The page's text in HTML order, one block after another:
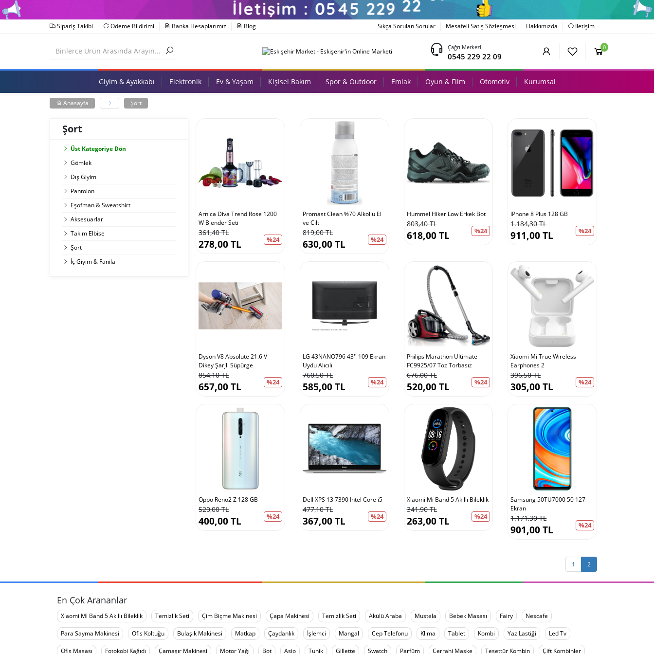
Sipariş Takibi Ödeme Bildirimi Banka Hesaplarımız Blog Sıkça Sorulan Sorular Mesafeli Satış Sözleşmesi Hakkımızda İletişim
Çağrı Merkezi
0545 229 22 09
0
Giyim & Ayakkabı Elektronik Ev & Yaşam Kişisel Bakım Spor & Outdoor Emlak Oyun & Film Otomotiv Kurumsal
Anasayfa Şort
Şort
Üst Kategoriye Dön
Gömlek
Dış Giyim
Pantolon
Eşofman & Sweatshirt
Aksesuarlar
Takım Elbise
Şort
İç Giyim & Fanila
Arnica Diva Trend Rose 1200
W Blender Seti
361,40 TL
%24
278,00 TL
Promast Clean %70 Alkollu El
ve Cilt
819,00 TL
%24
630,00 TL
Hummel Hiker Low Erkek Bot
803,40 TL
%24
618,00 TL
iPhone 8 Plus 128 GB
1.184,30 TL
%24
911,00 TL
Dyson V8 Absolute 21.6 V
Dikey Şarjlı Süpürge
854,10 TL
%24
657,00 TL
LG 43NANO796 43'' 109 Ekran
Uydu Alıcılı
760,50 TL
%24
585,00 TL
Philips Marathon Ultimate
FC9925/07 Toz Torbasız
676,00 TL
%24
520,00 TL
Xiaomi Mi True Wireless
Earphones 2
396,50 TL
%24
305,00 TL
Oppo Reno2 Z 128 GB
520,00 TL
%24
400,00 TL
Dell XPS 13 7390 Intel Core i5
477,10 TL
%24
367,00 TL
Xiaomi Mi Band 5 Akıllı Bileklik
341,90 TL
%24
263,00 TL
Samsung 50TU7000 50 127
Ekran
1.171,30 TL
%24
901,00 TL
1 2
En Çok Arananlar
Xiaomi Mi Band 5 Akıllı Bileklik Temizlik Seti Çim Biçme Makinesi Çapa Makinesi Temizlik Seti Akülü Araba Mustela Bebek Masası Fairy Nescafe
Para Sayma Makinesi Ofis Koltuğu Bulaşık Makinesi Matkap Çaydanlık İşlemci Mangal Cep Telefonu Klima Tablet Kombi Yaz Lastiği Led Tv
Ofis Masası Fotokobi Kağıdı Çamaşır Makinesi Motor Yağı Bot Asio Tunik Gillette Swatch Parfüm Cerrahi Maske Tesettür Kombin Çift Kombinler